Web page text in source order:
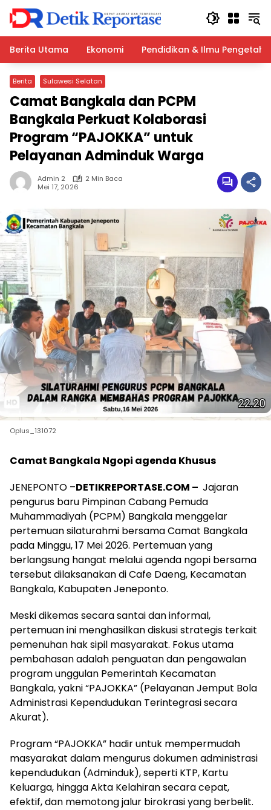
Langsung
konten
Berita Utama
Ekonomi Pendidikan & Ilmu
Berita Sulawesi Selatan
Camat Bangkala dan PCPM
Bangkala Perkuat Kolaborasi
Program “PAJOKKA” untuk
Pelayanan Adminduk Warga
Admin 2
2 Min Baca
Mei 17, 2026
Oplus_131072
Camat Bangkala Ngopi agenda Khusus
JENEPONTO –DETIKREPORTASE.COM – Jajaran
pengurus baru Pimpinan Cabang Pemuda
Muhammadiyah (PCPM) Bangkala menggelar
pertemuan silaturahmi bersama Camat Bangkala
pada Minggu, 17 Mei 2026. Pertemuan yang
berlangsung hangat melalui agenda ngopi bersama
tersebut dilaksanakan di Cafe Daeng, Kecamatan
Bangkala, Kabupaten Jeneponto.
Meski dikemas secara santai dan informal,
pertemuan ini menghasilkan diskusi strategis terkait
pemenuhan hak sipil masyarakat. Fokus utama
pembahasan adalah penguatan dan pengawalan
program unggulan Pemerintah Kecamatan
Bangkala, yakni “PAJOKKA” (Pelayanan Jemput Bola
Administrasi Kependudukan Terintegrasi secara
Akurat).
Program “PAJOKKA” hadir untuk mempermudah
masyarakat dalam mengurus dokumen administrasi
kependudukan (Adminduk), seperti KTP, Kartu
Keluarga, hingga Akta Kelahiran secara cepat,
efektif, dan memotong jalur birokrasi yang berbelit.